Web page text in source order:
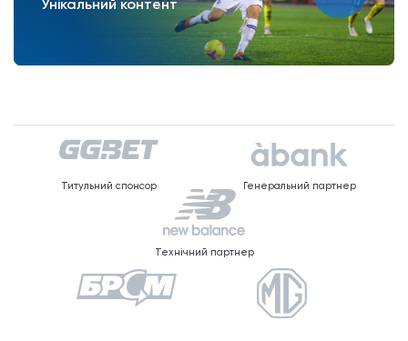
Унікальний контент
Титульний спонсор Генеральний партнер
Технічний партнер